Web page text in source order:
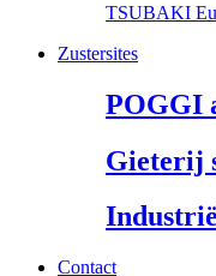
TSUBAKI
Zustersites
POGGI
Gieterij
Contact